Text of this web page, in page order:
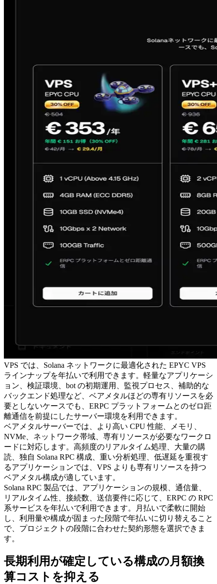
VPS では、Solana ネットワークに最適化された EPYC VPS
ラインナップを年払いで利用できます。軽量なアプリケーシ
ョン、検証環境、bot の初期運用、監視プロセス、補助的な
バックエンド処理など、ベアメタルほどの専有リソースを必
要としないケースでも、ERPC プラットフォームとのゼロ距
離通信を前提にしたサーバー環境を利用できます。
ベアメタルサーバーでは、より高い CPU 性能、メモリ、
NVMe、ネットワーク帯域、専有リソースが必要なワークロ
ードに対応します。高頻度のリアルタイム処理、大量の購
読、独自 Solana RPC 構成、重い分析処理、低遅延を重視す
るアプリケーションでは、VPS よりも専有リソースを持つ
ベアメタル構成が適しています。
Solana RPC 製品では、アプリケーションの規模、通信量、
リアルタイム性、接続数、送信要件に応じて、ERPC の RPC
系サービスを年払いで利用できます。月払いで柔軟に開始
し、利用量や構成が固まった段階で年払いに切り替えること
で、プロジェクトの段階に合わせた契約形態を選択できま
す。
長期利用が確定している構成の月額換
算コストを抑える